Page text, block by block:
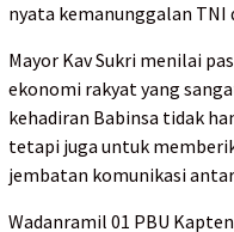
nyata kemanunggalan TNI
Mayor Kav Sukri menilai
ekonomi rakyat yang
kehadiran Babinsa tidak
tetapi juga untuk
jembatan komunikasi
Wadanramil 01 PBU